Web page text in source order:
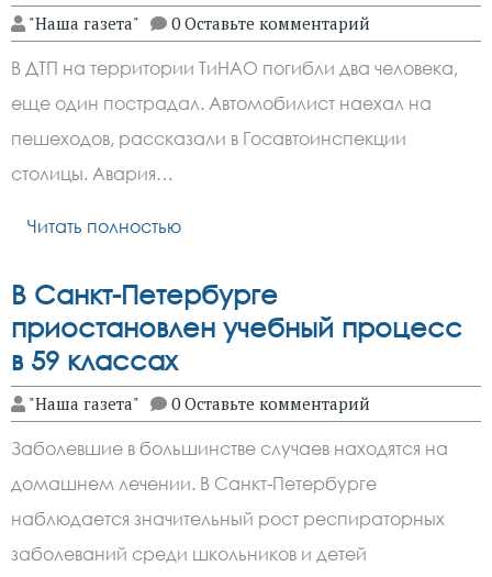
"Наша газета" 0 Оставьте комментарий
В ДТП на территории ТиНАО погибли два человека,
еще один пострадал. Автомобилист наехал на
пешеходов, рассказали в Госавтоинспекции
столицы. Авария…
Читать полностью
В Санкт-Петербурге
приостановлен учебный процесс
в 59 классах
"Наша газета" 0 Оставьте комментарий
Заболевшие в большинстве случаев находятся на
домашнем лечении. В Санкт-Петербурге
наблюдается значительный рост респираторных
заболеваний среди школьников и детей